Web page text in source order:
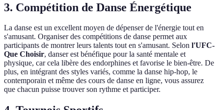
3. Compétition de Danse Énergétique
La danse est un excellent moyen de dépenser de l'énergie tout en
s'amusant. Organiser des compétitions de danse permet aux
participants de montrer leurs talents tout en s'amusant. Selon l'UFC-
Que Choisir, danser est bénéfique pour la santé mentale et
physique, car cela libère des endorphines et favorise le bien-être. De
plus, en intégrant des styles variés, comme la danse hip-hop, le
contemporain et même des cours de danse en ligne, vous assurez
que chacun puisse trouver son rythme et participer.